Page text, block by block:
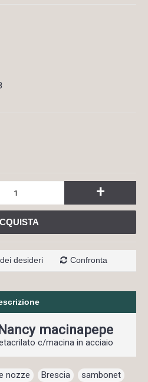
+
desideri Confronta
macinapepe
c/macina in acciaio
nozze , Brescia , sambonet ,